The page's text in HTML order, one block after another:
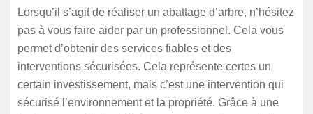
Lorsqu’il s’agit de réaliser un abattage d’arbre, n’hésitez
pas à vous faire aider par un professionnel. Cela vous
permet d’obtenir des services fiables et des
interventions sécurisées. Cela représente certes un
certain investissement, mais c’est une intervention qui
sécurisé l’environnement et la propriété. Grâce à une